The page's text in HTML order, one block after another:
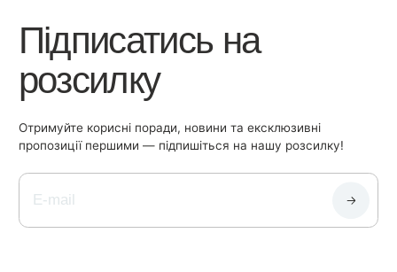
Підписатись на
розсилку
Отримуйте корисні поради, новини та ексклюзивні
пропозиції першими — підпишіться на нашу розсилку!